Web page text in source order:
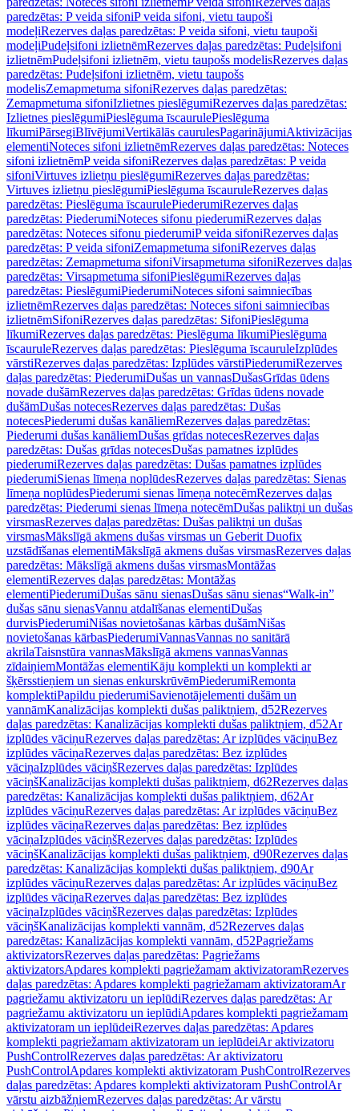
paredzētas: P veida sifoniP veida sifoni, vietu taupoši
modeļiRezerves daļas paredzētas: P veida sifoni, vietu taupoši
modeļiPudeļsifoni izlietnēmRezerves daļas paredzētas: Pudeļsifoni
izlietnēmPudeļsifoni izlietnēm, vietu taupošs modelisRezerves daļas
paredzētas: Pudeļsifoni izlietnēm, vietu taupošs
modelisZemapmetuma sifoniRezerves daļas paredzētas:
Zemapmetuma sifoniIzlietnes pieslēgumiRezerves daļas paredzētas:
Izlietnes pieslēgumiPieslēguma īscaurulePieslēguma
līkumiPārsegiBlīvējumiVertikālās caurulesPagarinājumiAktivizācijas
elementiNoteces sifoni izlietnēmRezerves daļas paredzētas: Noteces
sifoni izlietnēmP veida sifoniRezerves daļas paredzētas: P veida
sifoniVirtuves izlietņu pieslēgumiRezerves daļas paredzētas:
Virtuves izlietņu pieslēgumiPieslēguma īscauruleRezerves daļas
paredzētas: Pieslēguma īscaurulePiederumiRezerves daļas
paredzētas: PiederumiNoteces sifonu piederumiRezerves daļas
paredzētas: Noteces sifonu piederumiP veida sifoniRezerves daļas
paredzētas: P veida sifoniZemapmetuma sifoniRezerves daļas
paredzētas: Zemapmetuma sifoniVirsapmetuma sifoniRezerves daļas
paredzētas: Virsapmetuma sifoniPieslēgumiRezerves daļas
paredzētas: PieslēgumiPiederumiNoteces sifoni saimniecības
izlietnēmRezerves daļas paredzētas: Noteces sifoni saimniecības
izlietnēmSifoniRezerves daļas paredzētas: SifoniPieslēguma
līkumiRezerves daļas paredzētas: Pieslēguma līkumiPieslēguma
īscauruleRezerves daļas paredzētas: Pieslēguma īscauruleIzplūdes
vārstiRezerves daļas paredzētas: Izplūdes vārstiPiederumiRezerves
daļas paredzētas: PiederumiDušas un vannasDušasGrīdas ūdens
novade dušāmRezerves daļas paredzētas: Grīdas ūdens novade
dušāmDušas notecesRezerves daļas paredzētas: Dušas
notecesPiederumi dušas kanāliemRezerves daļas paredzētas:
Piederumi dušas kanāliemDušas grīdas notecesRezerves daļas
paredzētas: Dušas grīdas notecesDušas pamatnes izplūdes
piederumiRezerves daļas paredzētas: Dušas pamatnes izplūdes
piederumiSienas līmeņa noplūdesRezerves daļas paredzētas: Sienas
līmeņa noplūdesPiederumi sienas līmeņa notecēmRezerves daļas
paredzētas: Piederumi sienas līmeņa notecēmDušas paliktņi un dušas
virsmasRezerves daļas paredzētas: Dušas paliktņi un dušas
virsmasMākslīgā akmens dušas virsmas un Geberit Duofix
uzstādīšanas elementiMākslīgā akmens dušas virsmasRezerves daļas
paredzētas: Mākslīgā akmens dušas virsmasMontāžas
elementiRezerves daļas paredzētas: Montāžas
elementiPiederumiDušas sānu sienasDušas sānu sienas“Walk-in”
dušas sānu sienasVannu atdalīšanas elementiDušas
durvisPiederumiNišas novietošanas kārbas dušāmNišas
novietošanas kārbasPiederumiVannasVannas no sanitārā
akrilaTaisnstūra vannasMākslīgā akmens vannasVannas
zīdaiņiemMontāžas elementiKāju komplekti un komplekti ar
šķērsstieņiem un sienas enkurskrūvēmPiederumiRemonta
komplektiPapildu piederumiSavienotājelementi dušām un
vannāmKanalizācijas komplekti dušas paliktņiem, d52Rezerves
daļas paredzētas: Kanalizācijas komplekti dušas paliktņiem, d52Ar
izplūdes vāciņuRezerves daļas paredzētas: Ar izplūdes vāciņuBez
izplūdes vāciņaRezerves daļas paredzētas: Bez izplūdes
vāciņaIzplūdes vāciņšRezerves daļas paredzētas: Izplūdes
vāciņšKanalizācijas komplekti dušas paliktņiem, d62Rezerves daļas
paredzētas: Kanalizācijas komplekti dušas paliktņiem, d62Ar
izplūdes vāciņuRezerves daļas paredzētas: Ar izplūdes vāciņuBez
izplūdes vāciņaRezerves daļas paredzētas: Bez izplūdes
vāciņaIzplūdes vāciņšRezerves daļas paredzētas: Izplūdes
vāciņšKanalizācijas komplekti dušas paliktņiem, d90Rezerves daļas
paredzētas: Kanalizācijas komplekti dušas paliktņiem, d90Ar
izplūdes vāciņuRezerves daļas paredzētas: Ar izplūdes vāciņuBez
izplūdes vāciņaRezerves daļas paredzētas: Bez izplūdes
vāciņaIzplūdes vāciņšRezerves daļas paredzētas: Izplūdes
vāciņšKanalizācijas komplekti vannām, d52Rezerves daļas
paredzētas: Kanalizācijas komplekti vannām, d52Pagriežams
aktivizatorsRezerves daļas paredzētas: Pagriežams
aktivizatorsApdares komplekti pagriežamam aktivizatoramRezerves
daļas paredzētas: Apdares komplekti pagriežamam aktivizatoramAr
pagriežamu aktivizatoru un ieplūdiRezerves daļas paredzētas: Ar
pagriežamu aktivizatoru un ieplūdiApdares komplekti pagriežamam
aktivizatoram un ieplūdeiRezerves daļas paredzētas: Apdares
komplekti pagriežamam aktivizatoram un ieplūdeiAr aktivizatoru
PushControlRezerves daļas paredzētas: Ar aktivizatoru
PushControlApdares komplekti aktivizatoram PushControlRezerves
daļas paredzētas: Apdares komplekti aktivizatoram PushControlAr
vārstu aizbāžņiemRezerves daļas paredzētas: Ar vārstu